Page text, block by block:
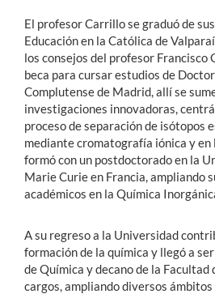
El profesor Carrillo se graduó de
Educación en la Católica de
los consejos del profesor Francisco
beca para cursar estudios de
Complutense de Madrid, allí se
investigaciones innovadoras,
proceso de separación de isótopos
mediante cromatografía iónica y en
formó con un postdoctorado en la
Marie Curie en Francia, ampliando
académicos en la Química
A su regreso a la Universidad
formación de la química y llegó a
de Química y decano de la
cargos, ampliando diversos